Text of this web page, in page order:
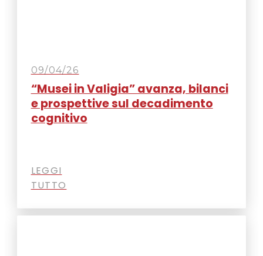
09/04/26
“Musei in Valigia” avanza, bilanci
e prospettive sul decadimento
cognitivo
LEGGI
TUTTO